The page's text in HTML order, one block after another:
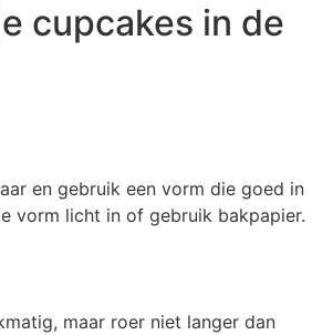
cupcakes in de
en gebruik een vorm die goed in
vorm licht in of gebruik bakpapier.
maar roer niet langer dan